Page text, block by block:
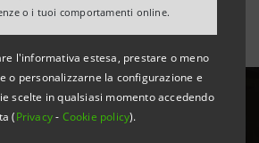
o i tuoi comportamenti online.
l'informativa estesa, prestare o meno
o personalizzarne la configurazione e
scelte in qualsiasi momento accedendo
(Privacy- Cookie policy).